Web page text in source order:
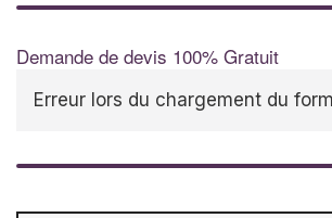
Demande de devis 100% Gratuit
Erreur lors du chargement du